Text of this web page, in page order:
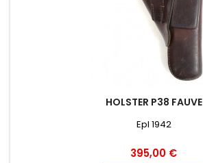
HOLSTER P38 FAUVE
Epl 1942
395,00 €